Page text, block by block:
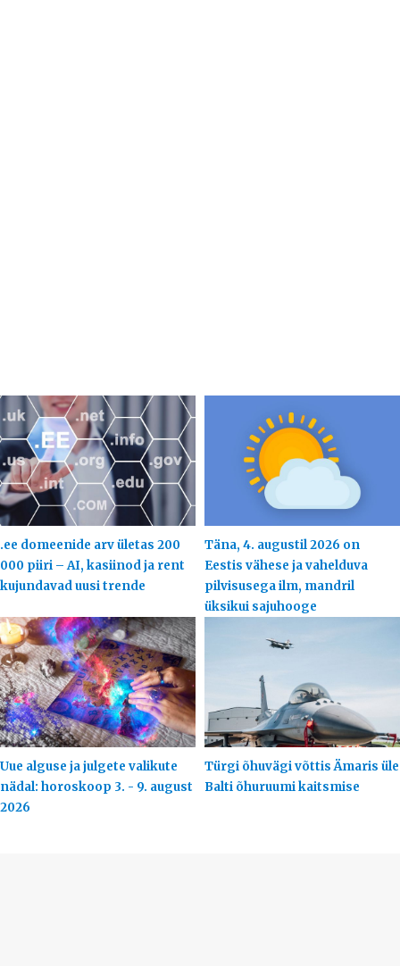
.ee domeenide arv ületas 200
000 piiri – AI, kasiinod ja rent
kujundavad uusi trende
Täna, 4. augustil 2026 on
Eestis vähese ja vahelduva
pilvisusega ilm, mandril
üksikui sajuhooge
Uue alguse ja julgete valikute
nädal: horoskoop 3. - 9. august
2026
Türgi õhuvägi võttis Ämaris üle
Balti õhuruumi kaitsmise